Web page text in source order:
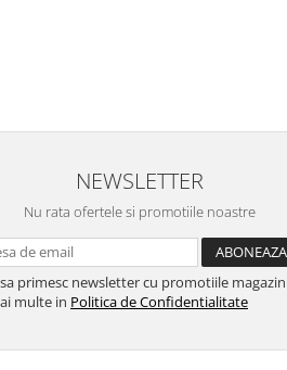
NEWSLETTER
Nu rata ofertele si promotiile noastre
primesc newsletter cu promotiile
multe in Politica de Confidentialitate